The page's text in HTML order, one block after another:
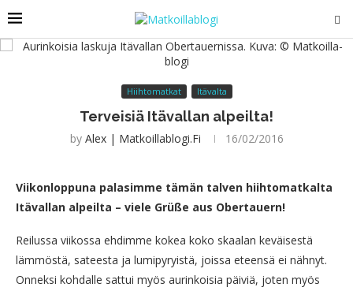
Hiihtomatkat Itävalta
Terveisiä Itävallan alpeilta!
by Alex | Matkoillablogi.fi 16/02/2016
Viikonloppuna palasimme tämän talven hiihtomatkalta
Itävallan alpeilta – viele Grüße aus Obertauern!
Reilussa viikossa ehdimme kokea koko skaalan keväisestä
lämmöstä, sateesta ja lumipyryistä, joissa eteensä ei nähnyt.
Onneksi kohdalle sattui myös aurinkoisia päiviä, joten myös